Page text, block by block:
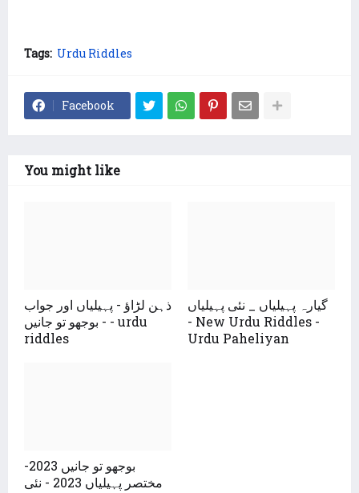
Tags: Urdu Riddles
Facebook
You might like
ذہن لڑاؤ - پہیلیاں اور جواب
- بوجھو تو جانیں - urdu
riddles
گیارہ پہیلیاں _ نئی پہیلیاں
- New Urdu Riddles -
Urdu Paheliyan
بوجھو تو جانیں 2023-
مختصر پہیلیاں 2023 - نئی